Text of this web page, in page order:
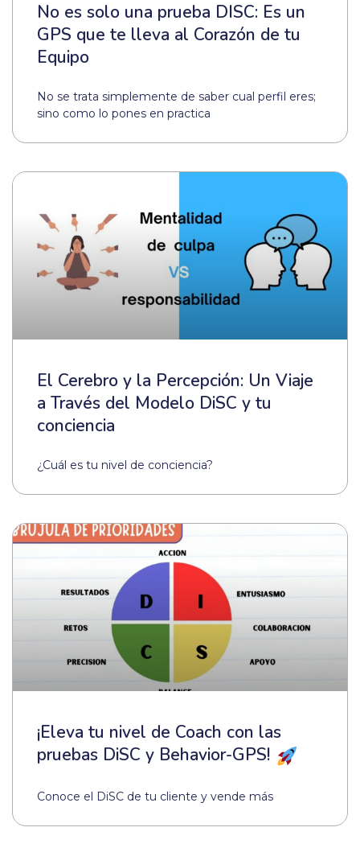
No es solo una prueba DISC: Es un
GPS que te lleva al Corazón de tu
Equipo
No se trata simplemente de saber cual perfil eres;
sino como lo pones en practica
El Cerebro y la Percepción: Un Viaje
a Través del Modelo DiSC y tu
conciencia
¿Cuál es tu nivel de conciencia?
¡Eleva tu nivel de Coach con las
pruebas DiSC y Behavior-GPS!
Conoce el DiSC de tu cliente y vende más